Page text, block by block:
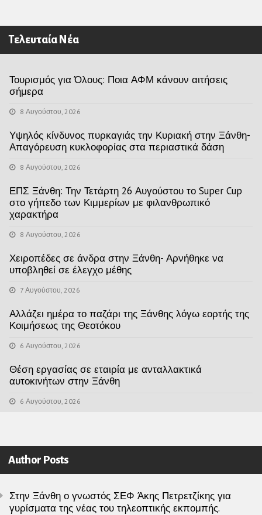
Τελευταία Νέα
Τουρισμός για Όλους: Ποια ΑΦΜ κάνουν αιτήσεις
σήμερα
8 Αυγούστου, 2026
Υψηλός κίνδυνος πυρκαγιάς την Κυριακή στην Ξάνθη-
Απαγόρευση κυκλοφορίας στα περιαστικά δάση
8 Αυγούστου, 2026
ΕΠΣ Ξάνθη: Την Τετάρτη 26 Αυγούστου το Super Cup
στο γήπεδο των Κιμμερίων με φιλανθρωπικό
χαρακτήρα
8 Αυγούστου, 2026
Χειροπέδες σε άνδρα στην Ξάνθη- Αρνήθηκε να
υποβληθεί σε έλεγχο μέθης
7 Αυγούστου, 2026
Αλλάζει ημέρα το παζάρι της Ξάνθης λόγω εορτής της
Κοιμήσεως της Θεοτόκου
6 Αυγούστου, 2026
Θέση εργασίας σε εταιρία με ανταλλακτικά
αυτοκινήτων στην Ξάνθη
6 Αυγούστου, 2026
Author Posts
Στην Ξάνθη ο γνωστός ΣΕΦ Άκης Πετρετζίκης για
γυρίσματα της νέας του τηλεοπτικής εκπομπής.